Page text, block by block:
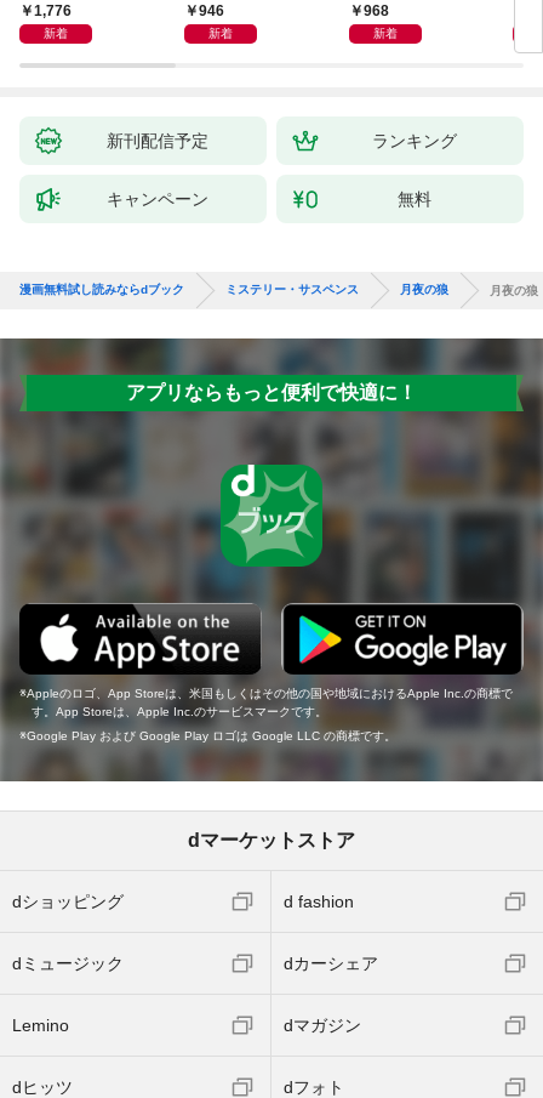
1,776
新着
946
新着
968
新着
新刊配信予定 ランキング
キャンペーン 無料
漫画無料試し読みならdブック ミステリー・サスペンス 月夜の狼 月夜の狼
アプリならもっと便利で快適に！
Appleのロゴ、App Storeは、米国もしくはその他の国や地域におけるApple Inc.の商標で
す。App Storeは、Apple Inc.のサービスマークです。
Google Play および Google Play ロゴは Google LLC の商標です。
dマーケットストア
dショッピング d fashion
dミュージック dカーシェア
Lemino dマガジン
dヒッツ dフォト